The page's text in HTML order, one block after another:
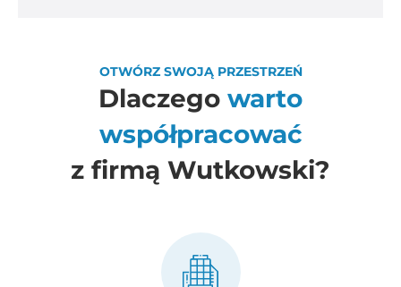
OTWÓRZ SWOJĄ PRZESTRZEŃ
Dlaczego warto
współpracować
z firmą Wutkowski?